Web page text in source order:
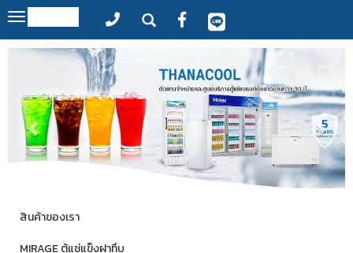
Toggle
navigation
สินค้าของเรา
MIRAGE ตู้แช่แข็งฝาทึบ